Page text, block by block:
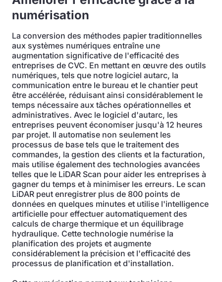
numérisation
La conversion des méthodes papier traditionnelles
aux systèmes numériques entraîne une
augmentation significative de l'efficacité des
entreprises de CVC. En mettant en œuvre des outils
numériques, tels que notre logiciel autarc, la
communication entre le bureau et le chantier peut
être accélérée, réduisant ainsi considérablement le
temps nécessaire aux tâches opérationnelles et
administratives. Avec le logiciel d'autarc, les
entreprises peuvent économiser jusqu'à 12 heures
par projet. Il automatise non seulement les
processus de base tels que le traitement des
commandes, la gestion des clients et la facturation,
mais utilise également des technologies avancées
telles que le LiDAR Scan pour aider les entreprises à
gagner du temps et à minimiser les erreurs. Le scan
LiDAR peut enregistrer plus de 800 points de
données en quelques minutes et utilise l'intelligence
artificielle pour effectuer automatiquement des
calculs de charge thermique et un équilibrage
hydraulique. Cette technologie numérise la
planification des projets et augmente
considérablement la précision et l'efficacité des
processus de planification et d'installation.